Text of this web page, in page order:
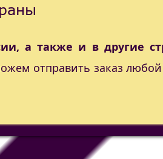
а также и в другие
отправить заказ